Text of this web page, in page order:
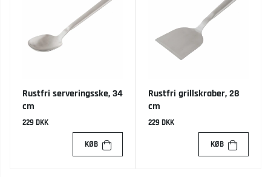
Rustfri serveringsske, 34
cm
229 DKK
KØB
Rustfri grillskraber, 28
cm
229 DKK
KØB